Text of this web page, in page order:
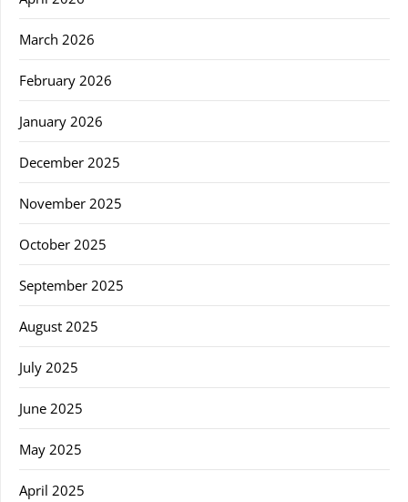
March 2026
February 2026
January 2026
December 2025
November 2025
October 2025
September 2025
August 2025
July 2025
June 2025
May 2025
April 2025